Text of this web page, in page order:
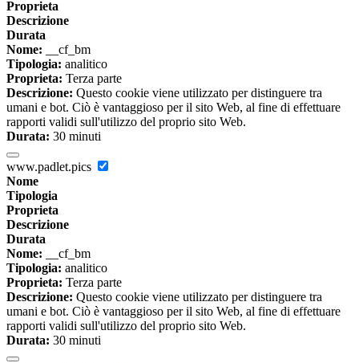
Proprieta
Descrizione
Durata
Nome: __cf_bm
Tipologia: analitico
Proprieta: Terza parte
Descrizione: Questo cookie viene utilizzato per distinguere tra
umani e bot. Ciò è vantaggioso per il sito Web, al fine di effettuare
rapporti validi sull'utilizzo del proprio sito Web.
Durata: 30 minuti
www.padlet.pics
Nome
Tipologia
Proprieta
Descrizione
Durata
Nome: __cf_bm
Tipologia: analitico
Proprieta: Terza parte
Descrizione: Questo cookie viene utilizzato per distinguere tra
umani e bot. Ciò è vantaggioso per il sito Web, al fine di effettuare
rapporti validi sull'utilizzo del proprio sito Web.
Durata: 30 minuti